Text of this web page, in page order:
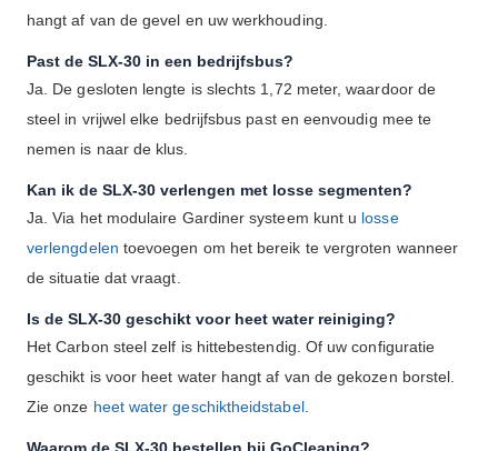
hangt af van de gevel en uw werkhouding.
Past de SLX-30 in een bedrijfsbus?
Ja. De gesloten lengte is slechts 1,72 meter, waardoor de
steel in vrijwel elke bedrijfsbus past en eenvoudig mee te
nemen is naar de klus.
Kan ik de SLX-30 verlengen met losse segmenten?
Ja. Via het modulaire Gardiner systeem kunt u losse
verlengdelen toevoegen om het bereik te vergroten wanneer
de situatie dat vraagt.
Is de SLX-30 geschikt voor heet water reiniging?
Het Carbon steel zelf is hittebestendig. Of uw configuratie
geschikt is voor heet water hangt af van de gekozen borstel.
Zie onze heet water geschiktheidstabel.
Waarom de SLX-30 bestellen bij GoCleaning?